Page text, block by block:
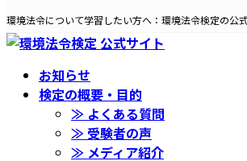
ン
テ
ビ
ゲ
環境法令について学習したい方へ：環境法令検定の公式
お知らせ
検定の概要・目的
≫ よくある質問
≫ 受験者の声
≫ メディア紹介